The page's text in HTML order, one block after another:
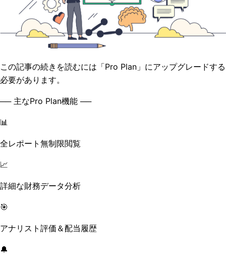
この記事の続きを読むには「Pro Plan」にアップグレードする
必要があります。
── 主なPro Plan機能 ──
📊
全レポート無制限閲覧
📈
詳細な財務データ分析
🎯
アナリスト評価＆配当履歴
🔔